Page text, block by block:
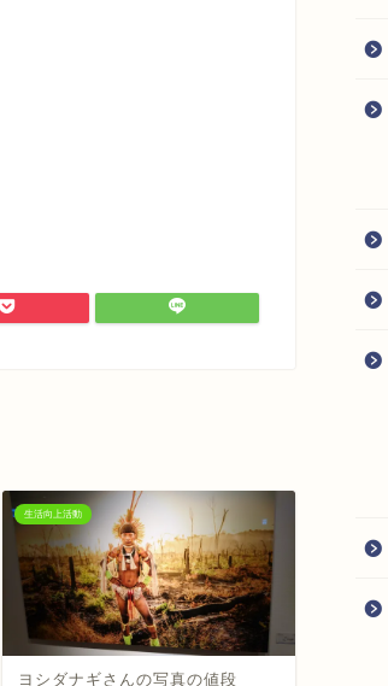
生活向上活動
ヨシダナギさんの写真の値段